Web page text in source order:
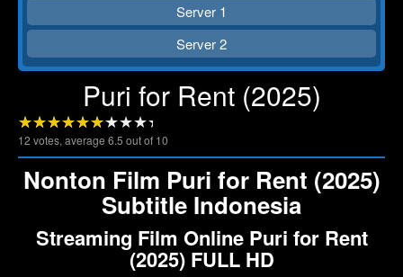
Server 1
Server 2
Puri for Rent (2025)
12 votes, average 6.5 out of 10
Nonton Film Puri for Rent (2025)
Subtitle Indonesia
Streaming Film Online Puri for Rent
(2025) FULL HD